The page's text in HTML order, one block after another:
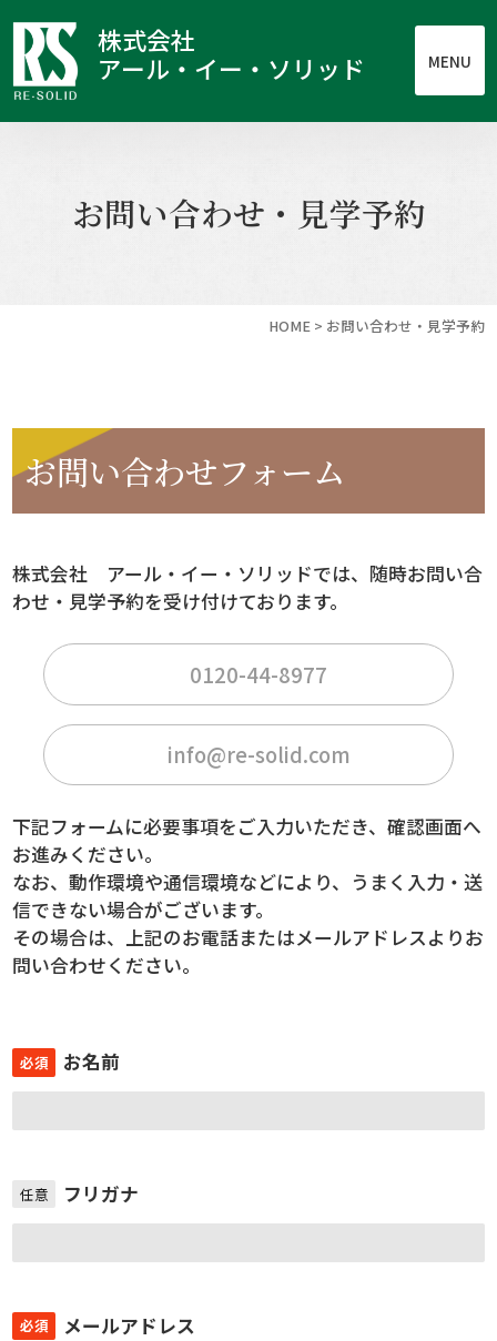
株式会社
アール・イー・ソリッド
MENU
お問い合わせ・見学予約
HOME> お問い合わせ・見学予約
お問い合わせフォーム
株式会社 アール・イー・ソリッドでは、随時お問い合
わせ・見学予約を受け付けております。
0120-44-8977
info@re-solid.com
下記フォームに必要事項をご入力いただき、確認画面へ
お進みください。
なお、動作環境や通信環境などにより、うまく入力・送
信できない場合がございます。
その場合は、上記のお電話またはメールアドレスよりお
問い合わせください。
必須 お名前
任意 フリガナ
必須 メールアドレス